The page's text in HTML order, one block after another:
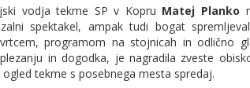
vodja tekme SP v Kopru Matej Planko
spektakel, ampak tudi bogat
programom na stojnicah in odlično
in dogodka, je nagradila zveste
tekme s posebnega mesta spredaj.